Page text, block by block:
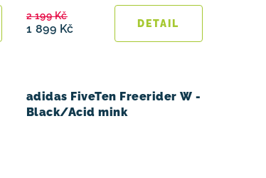
1 899 Kč
2 199 Kč
adidas FiveTen Freerider W -
Black/Acid mink